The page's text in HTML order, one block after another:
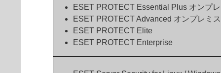
ESET PROTECT Essential Plus オンプレ
ESET PROTECT Advanced オンプレミス
ESET PROTECT Elite
ESET PROTECT Enterprise